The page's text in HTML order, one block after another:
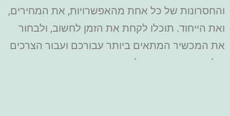
והחסרונות של כל אחת מהאפשרויות, את המחירים,
ואת הייחוד. תוכלו לקחת את הזמן לחשוב, ולבחור
את המכשיר המתאים ביותר עבורכם ועבור הצרכים
שלכם. בנוסף, כדאי לבקש מהיועצים כמה טיפים